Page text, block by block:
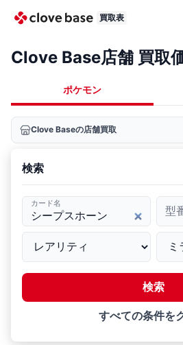
買取表
Clove Base店舗 買取
ポケモン
Clove Baseの店舗買取
検索
カード名
型
検索
すべての条件を